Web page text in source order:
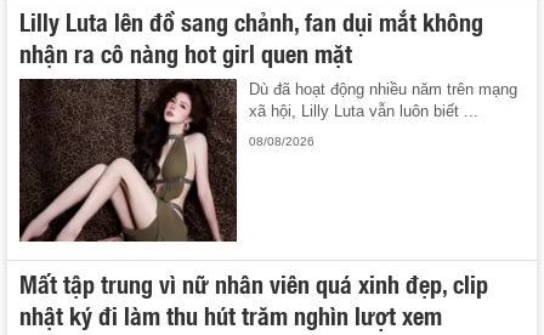
Lilly Luta lên đồ sang chảnh, fan dụi mắt không
nhận ra cô nàng hot girl quen mặt
Dù đã hoạt động nhiều năm trên mạng
xã hội, Lilly Luta vẫn luôn biết ...
08/08/2026
Mất tập trung vì nữ nhân viên quá xinh đẹp, clip
nhật ký đi làm thu hút trăm nghìn lượt xem